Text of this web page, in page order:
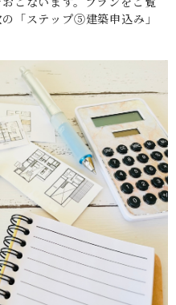
「ステップ⑤建築申込み」